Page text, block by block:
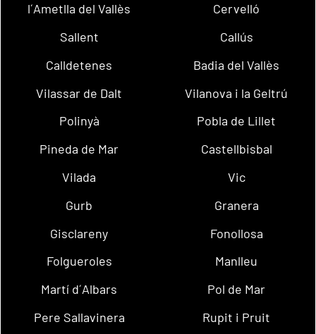
l´Ametlla del Vallès
Cervelló
Sallent
Callús
Calldetenes
Badia del Vallès
Vilassar de Dalt
Vilanova i la Geltrú
Polinyà
Pobla de Lillet
Pineda de Mar
Castellbisbal
Vilada
Vic
Gurb
Granera
Gisclareny
Fonollosa
Folgueroles
Manlleu
Martí d´Albars
Pol de Mar
Pere Sallavinera
Rupit i Pruit